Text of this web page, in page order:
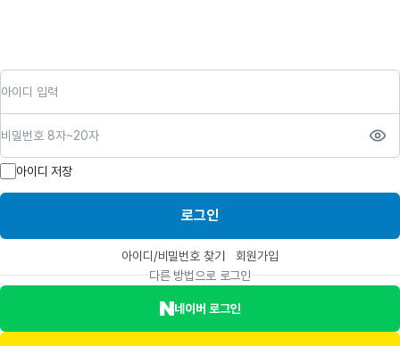
아이디 저장
로그인
아이디/비밀번호 찾기
회원가입
다른 방법으로 로그인
네이버 로그인